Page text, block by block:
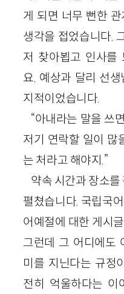
게 되면 너무 뻔한
생각을 접었습니다.
저 찾아뵙고 인사를
요. 예상과 달리 선
지적이었습니다.
“아내라는 말을 쓰
저기 연락할 일이 많
는 처라고 해야지.”
약속 시간과 장소
펼쳤습니다. 국립국
어예절에 대한 게시
그런데 그 어디에도
미를 지닌다는 규정
전히 억울하다는 이